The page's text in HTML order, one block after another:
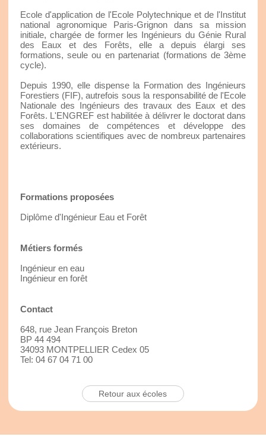
Ecole d'application de l'Ecole Polytechnique et de l'Institut
national agronomique Paris-Grignon dans sa mission
initiale, chargée de former les Ingénieurs du Génie Rural
des Eaux et des Forêts, elle a depuis élargi ses
formations, seule ou en partenariat (formations de 3ème
cycle).
Depuis 1990, elle dispense la Formation des Ingénieurs
Forestiers (FIF), autrefois sous la responsabilité de l'Ecole
Nationale des Ingénieurs des travaux des Eaux et des
Forêts. L'ENGREF est habilitée à délivrer le doctorat dans
ses domaines de compétences et développe des
collaborations scientifiques avec de nombreux partenaires
extérieurs.
Formations proposées
Diplôme d'Ingénieur Eau et Forêt
Métiers formés
Ingénieur en eau
Ingénieur en forêt
Contact
648, rue Jean François Breton
BP 44 494
34093 MONTPELLIER Cedex 05
Tel: 04 67 04 71 00
Retour aux écoles